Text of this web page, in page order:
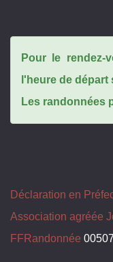
Pour le rendez-
l'heure de
Les randonnées
Déclaration en
Association agréée
FFRandonnée 00507